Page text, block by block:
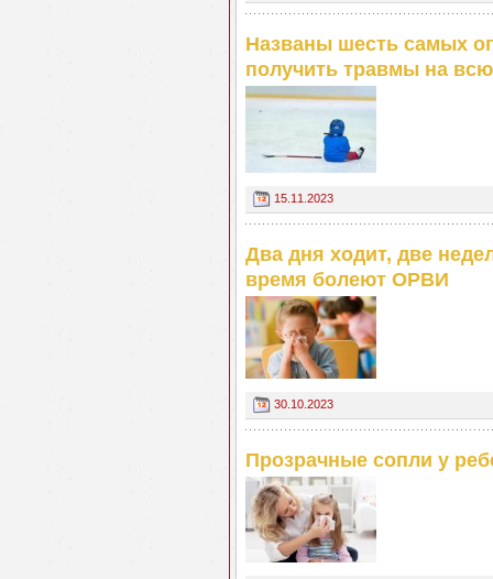
Названы шесть самых
получить травмы на
15.11.2023
Два дня ходит, две
время болеют ОРВИ
30.10.2023
Прозрачные сопли у